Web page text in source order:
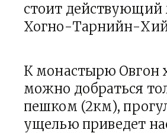
стоит действующий
Хогно-Тарнийн-
К монастырю Овгон
можно добраться
пешком (2км),
ущелью приведет